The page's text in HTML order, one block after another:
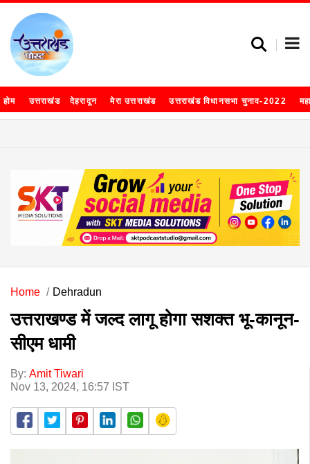
होम उत्तराखंड देहरादून मेरा उत्तराखंड उत्तराखंड विधानसभा चुनाव-2022
Home Dehradun
उत्तराखण्ड में जल्द लागू होगा सशक्त भू-कानून-
सीएम धामी
By: Amit Tiwari
Nov 13, 2024, 16:57 IST